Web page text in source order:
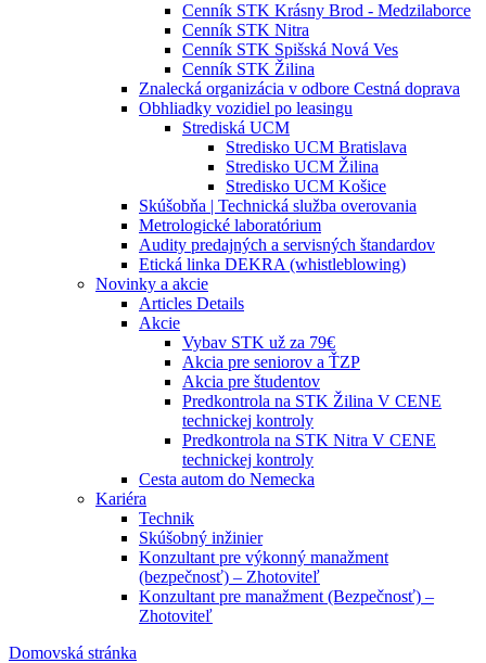
Cenník STK Krásny Brod - Medzilaborce
Cenník STK Nitra
Cenník STK Spišská Nová Ves
Cenník STK Žilina
Znalecká organizácia v odbore Cestná doprava
Obhliadky vozidiel po leasingu
Strediská UCM
Stredisko UCM Bratislava
Stredisko UCM Žilina
Stredisko UCM Košice
Skúšobňa | Technická služba overovania
Metrologické laboratórium
Audity predajných a servisných štandardov
Etická linka DEKRA (whistleblowing)
Novinky a akcie
Articles Details
Akcie
Vybav STK už za 79€
Akcia pre seniorov a ŤZP
Akcia pre študentov
Predkontrola na STK Žilina V CENE
technickej kontroly
Predkontrola na STK Nitra V CENE
technickej kontroly
Cesta autom do Nemecka
Kariéra
Technik
Skúšobný inžinier
Konzultant pre výkonný manažment
(bezpečnosť) – Zhotoviteľ
Konzultant pre manažment (Bezpečnosť) –
Zhotoviteľ
Domovská stránka